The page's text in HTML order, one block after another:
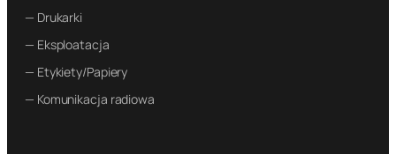
— Drukarki
— Eksploatacja
— Etykiety/Papiery
— Komunikacja radiowa